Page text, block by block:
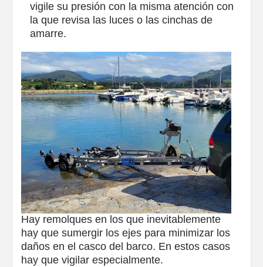
vigile su presión con la misma atención con
la que revisa las luces o las cinchas de
amarre.
Hay remolques en los que inevitablemente
hay que sumergir los ejes para minimizar los
daños en el casco del barco. En estos casos
hay que vigilar especialmente.